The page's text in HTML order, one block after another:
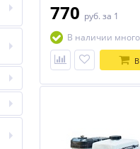
770 руб. за 1
В наличии много